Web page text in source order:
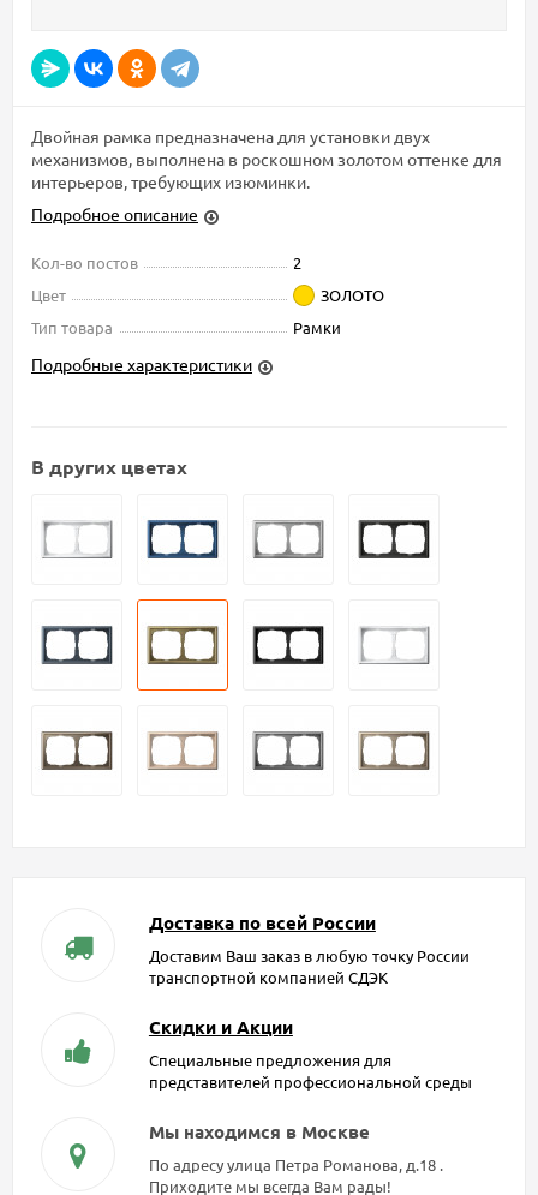
Двойная рамка предназначена для установки двух
механизмов, выполнена в роскошном золотом оттенке для
интерьеров, требующих изюминки.
Подробное описание
Кол-во постов
2
Цвет
ЗОЛОТО
Тип товара
Рамки
Подробные характеристики
В других цветах
Доставка по всей России
Доставим Ваш заказ в любую точку России
транспортной компанией СДЭК
Скидки и Акции
Специальные предложения для
представителей профессиональной среды
Мы находимся в Москве
По адресу улица Петра Романова, д.18 .
Приходите мы всегда Вам рады!